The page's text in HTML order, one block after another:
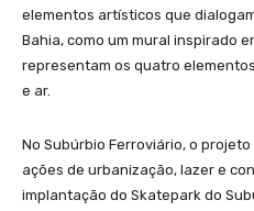
elementos artísticos que
Bahia, como um mural inspirado
representam os quatro
e ar.
No Subúrbio Ferroviário, o
ações de urbanização, lazer e
implantação do Skatepark do